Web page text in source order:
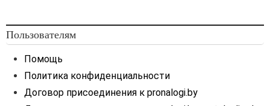
Пользователям
Помощь
Политика конфиденциальности
Договор присоединения к pronalogi.by